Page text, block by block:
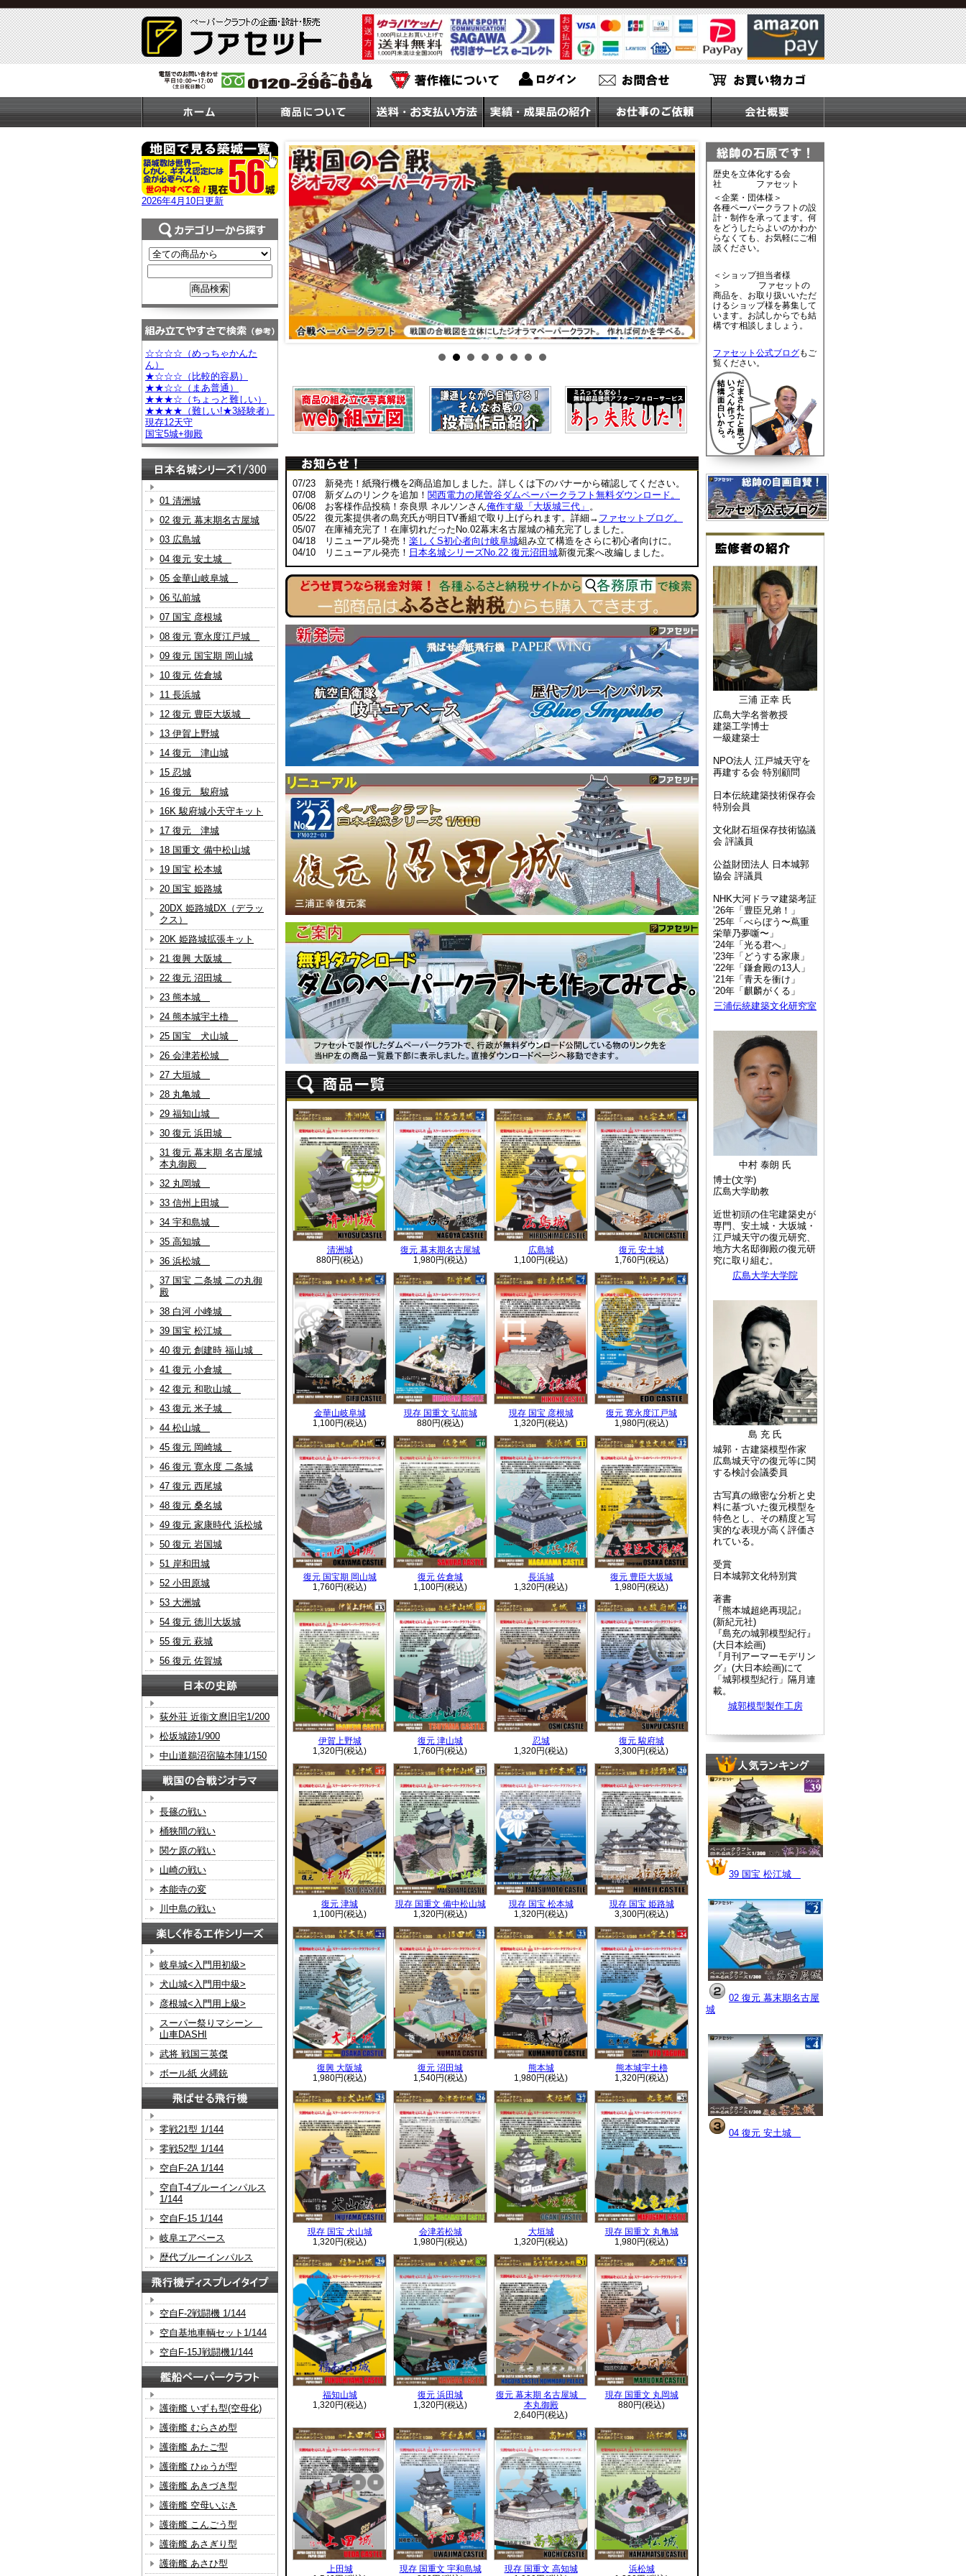
07/23 新発売！紙飛行機を2商品追加しました。詳しくは下のバナーから確認してください。
07/08 新ダムのリンクを追加！ 関西電力の尾曽谷ダムペーパークラフト無料ダウンロード。
06/08 お客様作品投稿！奈良県 ネルソンさん俺作す級「大坂城三代」 。
05/22 復元案提供者の島充氏が明日TV番組で取り上げられます。詳細→ ファセットブログ。
05/07 在庫補充完了！在庫切れだったNo.02幕末名古屋城の補充完了しました。
04/18 リニューアル発売！ 楽しくS初心者向け岐阜城組み立て構造をさらに初心者向けに。
04/10 リニューアル発売！ 日本名城シリーズNo.22 復元沼田城新復元案へ改編しました。
清洲城
880円(税込)
復元 幕末期名古屋城
1,980円(税込)
広島城
1,100円(税込)
復元 安土城
1,760円(税込)
金華山岐阜城
1,100円(税込)
現存 国重文 弘前城
880円(税込)
現存 国宝 彦根城
1,320円(税込)
復元 寛永度江戸城
1,980円(税込)
復元 国宝期 岡山城
1,760円(税込)
復元 佐倉城
1,100円(税込)
長浜城
1,320円(税込)
復元 豊臣大坂城
1,980円(税込)
伊賀上野城
1,320円(税込)
復元 津山城
1,760円(税込)
忍城
1,320円(税込)
復元 駿府城
3,300円(税込)
復元 津城
1,100円(税込)
現存 国重文 備中松山城
1,320円(税込)
現存 国宝 松本城
1,320円(税込)
現存 国宝 姫路城
3,300円(税込)
復興 大阪城
1,980円(税込)
復元 沼田城
1,540円(税込)
熊本城
1,980円(税込)
熊本城宇土櫓
1,320円(税込)
現存 国宝 犬山城
1,320円(税込)
会津若松城
1,980円(税込)
大垣城
1,320円(税込)
現存 国重文 丸亀城
1,980円(税込)
福知山城
1,320円(税込)
復元 浜田城
1,320円(税込)
復元 幕末期 名古屋城
本丸御殿
2,640円(税込)
現存 国重文 丸岡城
880円(税込)
上田城
現存 国重文 宇和島城
現存 国重文 高知城
浜松城
歴史を立体化する会
社 ファセット
＜企業・団体様＞
各種ペーパークラフトの設
計・制作を承ってます。何
をどうしたらよいのかわか
らなくても、お気軽にご相
談ください。
＜ショップ担当者様
＞ ファセットの
商品を、お取り扱いいただ
けるショップ様を募集して
います。お試しからでも結
構です相談しましょう。
ファセット公式ブログもご
覧ください。
三浦 正幸 氏
広島大学名誉教授
建築工学博士
一級建築士
NPO法人 江戸城天守を
再建する会 特別顧問
日本伝統建築技術保存会
特別会員
文化財石垣保存技術協議
会 評議員
公益財団法人 日本城郭
協会 評議員
NHK大河ドラマ建築考証
’26年「豊臣兄弟！」
’25年「べらぼう〜蔦重
栄華乃夢噺〜」
’24年「光る君へ」
’23年「どうする家康」
’22年「鎌倉殿の13人」
’21年「青天を衝け」
’20年「麒麟がくる」
三浦伝統建築文化研究室
中村 泰朗 氏
博士(文学)
広島大学助教
近世初頭の住宅建築史が
専門、安土城・大坂城・
江戸城天守の復元研究、
地方大名邸御殿の復元研
究に取り組む。
広島大学大学院
島 充 氏
城郭・古建築模型作家
広島城天守の復元等に関
する検討会議委員
古写真の緻密な分析と史
料に基づいた復元模型を
特色とし、その精度と写
実的な表現が高く評価さ
れている。
受賞
日本城郭文化特別賞
著書
『熊本城超絶再現記』
(新紀元社)
『島充の城郭模型紀行』
(大日本絵画)
『月刊アーマーモデリン
グ』(大日本絵画)にて
「城郭模型紀行」隔月連
載。
城郭模型製作工房
39 国宝 松江城
02 復元 幕末期名古屋
城
04 復元 安土城
2026年4月10日更新
☆☆☆☆（めっちゃかんた
ん）
★☆☆☆（比較的容易）
★★☆☆（まあ普通）
★★★☆（ちょっと難しい）
★★★★（難しい!★3経験者）
現存12天守
国宝5城+御殿
01 清洲城
02 復元 幕末期名古屋城
03 広島城
04 復元 安土城
05 金華山岐阜城
06 弘前城
07 国宝 彦根城
08 復元 寛永度江戸城
09 復元 国宝期 岡山城
10 復元 佐倉城
11 長浜城
12 復元 豊臣大坂城
13 伊賀上野城
14 復元 津山城
15 忍城
16 復元 駿府城
16K 駿府城小天守キット
17 復元 津城
18 国重文 備中松山城
19 国宝 松本城
20 国宝 姫路城
20DX 姫路城DX（デラッ
クス）
20K 姫路城拡張キット
21 復興 大阪城
22 復元 沼田城
23 熊本城
24 熊本城宇土櫓
25 国宝 犬山城
26 会津若松城
27 大垣城
28 丸亀城
29 福知山城
30 復元 浜田城
31 復元 幕末期 名古屋城
本丸御殿
32 丸岡城
33 信州上田城
34 宇和島城
35 高知城
36 浜松城
37 国宝 二条城 二の丸御
殿
38 白河 小峰城
39 国宝 松江城
40 復元 創建時 福山城
41 復元 小倉城
42 復元 和歌山城
43 復元 米子城
44 松山城
45 復元 岡崎城
46 復元 寛永度 二条城
47 復元 西尾城
48 復元 桑名城
49 復元 家康時代 浜松城
50 復元 岩国城
51 岸和田城
52 小田原城
53 大洲城
54 復元 徳川大坂城
55 復元 萩城
56 復元 佐賀城
荻外荘 近衞文麿旧宅1/200
松坂城跡1/900
中山道鵜沼宿脇本陣1/150
長篠の戦い
桶狭間の戦い
関ケ原の戦い
山崎の戦い
本能寺の変
川中島の戦い
岐阜城<入門用初級>
犬山城<入門用中級>
彦根城<入門用上級>
スーパー祭りマシーン
山車DASHI
武将 戦国三英傑
ボール紙 火縄銃
零戦21型 1/144
零戦52型 1/144
空自F-2A 1/144
空自T-4ブルーインパルス
1/144
空自F-15 1/144
岐阜エアベース
歴代ブルーインパルス
空自F-2戦闘機 1/144
空自基地車輌セット1/144
空自F-15J戦闘機1/144
護衛艦 いずも型(空母化)
護衛艦 むらさめ型
護衛艦 あたご型
護衛艦 ひゅうが型
護衛艦 あきづき型
護衛艦 空母いぶき
護衛艦 こんごう型
護衛艦 あさぎり型
護衛艦 あさひ型